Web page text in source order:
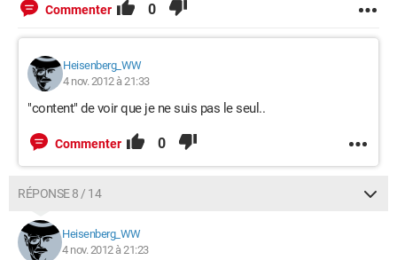
Commenter 0
Heisenberg_WW
4 nov. 2012 à 21:33
"content" de voir que je ne suis pas le seul..
Commenter 0
RÉPONSE 8 / 14
Heisenberg_WW
4 nov. 2012 à 21:23